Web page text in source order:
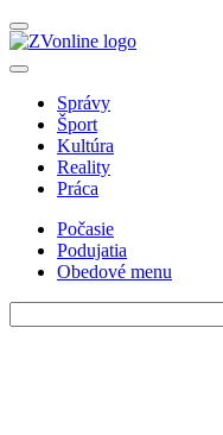
Správy
Šport
Kultúra
Reality
Práca
Počasie
Podujatia
Obedové menu